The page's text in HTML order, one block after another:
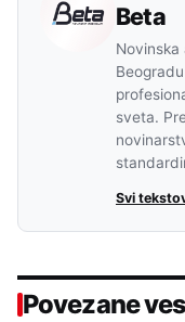
Beta
Novinska
sveta.
Svi
Povezane